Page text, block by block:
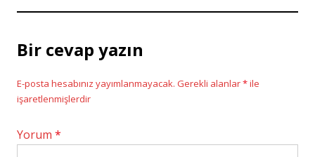
Bir cevap yazın
E-posta hesabınız yayımlanmayacak. Gerekli alanlar*ile
işaretlenmişlerdir
Yorum *